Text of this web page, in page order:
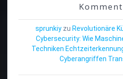
sprunkiyzu Revolutionäre
Cybersecurity: Wie
Techniken
Cyberangriffen